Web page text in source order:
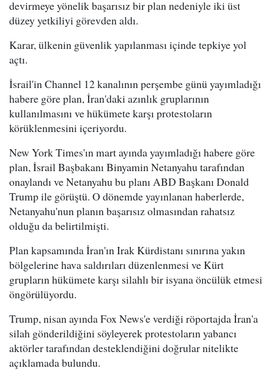
devirmeye yönelik başarısız bir plan nedeniyle iki üst
düzey yetkiliyi görevden aldı.
Karar, ülkenin güvenlik yapılanması içinde tepkiye yol
açtı.
İsrail'in Channel 12 kanalının perşembe günü yayımladığı
habere göre plan, İran'daki azınlık gruplarının
kullanılmasını ve hükümete karşı protestoların
körüklenmesini içeriyordu.
New York Times'ın mart ayında yayımladığı habere göre
plan, İsrail Başbakanı Binyamin Netanyahu tarafından
onaylandı ve Netanyahu bu planı ABD Başkanı Donald
Trump ile görüştü. O dönemde yayınlanan haberlerde,
Netanyahu'nun planın başarısız olmasından rahatsız
olduğu da belirtilmişti.
Plan kapsamında İran'ın Irak Kürdistanı sınırına yakın
bölgelerine hava saldırıları düzenlenmesi ve Kürt
grupların hükümete karşı silahlı bir isyana öncülük etmesi
öngörülüyordu.
Trump, nisan ayında Fox News'e verdiği röportajda İran'a
silah gönderildiğini söyleyerek protestoların yabancı
aktörler tarafından desteklendiğini doğrular nitelikte
açıklamada bulundu.